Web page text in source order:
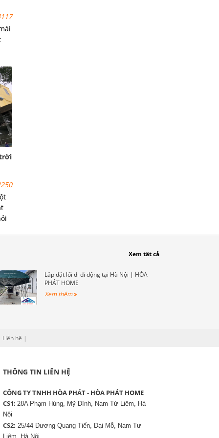
Xem tất cả
Lắp đặt lối đi di động tại Hà Nội | HÒA
PHÁT HOME
Xem thêm
Liên hệ |
THÔNG TIN LIÊN HỆ
CÔNG TY TNHH HÒA PHÁT - HÒA PHÁT HOME
CS1: 28A Phạm Hùng, Mỹ Đình, Nam Từ Liêm, Hà
Nội
CS2: 25/44 Đương Quang Tiến, Đại Mỗ, Nam Tư
Liêm, Hà Nội